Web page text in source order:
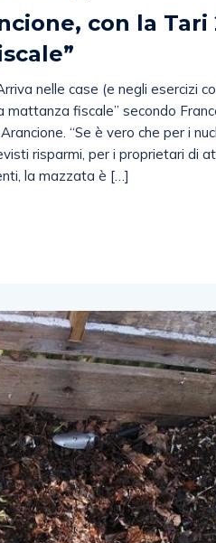
con la Tari
nelle case (e negli esercizi
mattanza fiscale” secondo
“Se è vero che per i
risparmi, per i proprietari di
la mazzata è […]